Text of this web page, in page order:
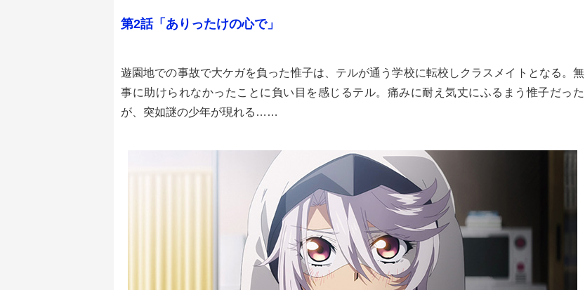
第2話「ありったけの心で」
遊園地での事故で大ケガを負った惟子は、テルが通う学校に転校しクラスメイトとなる。無
事に助けられなかったことに負い目を感じるテル。痛みに耐え気丈にふるまう惟子だった
が、突如謎の少年が現れる……